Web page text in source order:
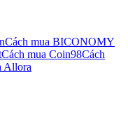
Cách mua BICONOMY
Cách mua Coin98Cách
Allora